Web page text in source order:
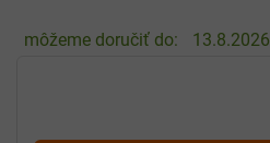
môžeme doručiť do: 13.8.2026